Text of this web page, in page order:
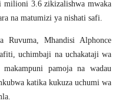
milioni 3.6 zikizalishwa mwaka
na matumizi ya nishati safi.
Mhandisi Alphonce
uchimbaji na uchakataji wa
pamoja na wadau
katika kukuza uchumi wa